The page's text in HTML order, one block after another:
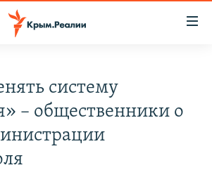
КРЫМА
систему
– общественники о